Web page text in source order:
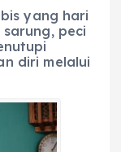
yang hari
peci
diri melalui